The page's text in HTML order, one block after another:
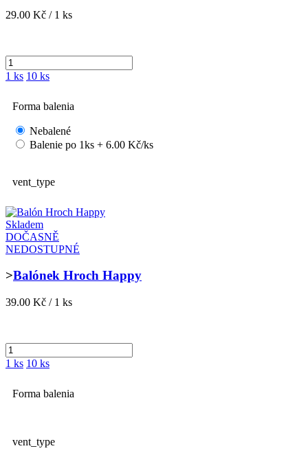
29.00 Kč / 1 ks
1 ks 10 ks
Forma balenia
Nebalené
Balenie po 1ks + 6.00 Kč/ks
vent_type
Skladem
DOČASNĚ
NEDOSTUPNÉ
>Balónek Hroch Happy
39.00 Kč / 1 ks
1 ks 10 ks
Forma balenia
vent_type